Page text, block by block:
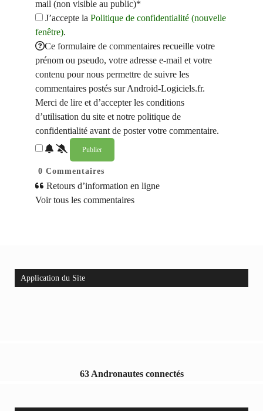
mail (non visible au public)*
J’accepte la Politique de confidentialité (nouvelle
fenêtre).
Ce formulaire de commentaires recueille votre
prénom ou pseudo, votre adresse e-mail et votre
contenu pour nous permettre de suivre les
commentaires postés sur Android-Logiciels.fr.
Merci de lire et d’accepter les conditions
d’utilisation du site et notre politique de
confidentialité avant de poster votre commentaire.
0 Commentaires
Retours d’information en ligne
Voir tous les commentaires
Application du Site
63 Andronautes connectés